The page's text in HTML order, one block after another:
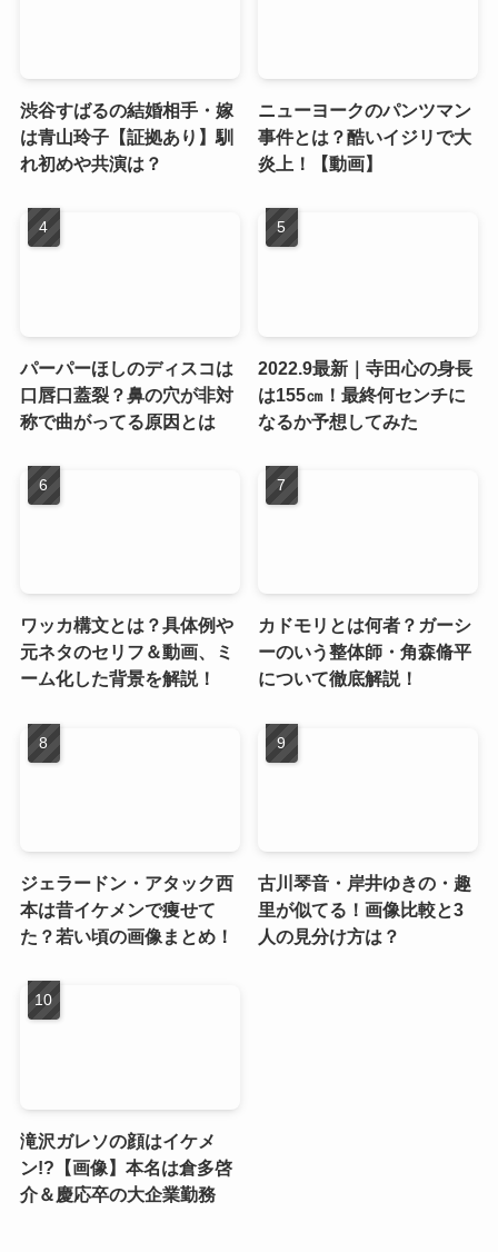
渋谷すばるの結婚相手・嫁
は青山玲子【証拠あり】馴
れ初めや共演は？
ニューヨークのパンツマン
事件とは？酷いイジリで大
炎上！【動画】
パーパーほしのディスコは
口唇口蓋裂？鼻の穴が非対
称で曲がってる原因とは
2022.9最新｜寺田心の身長
は155㎝！最終何センチに
なるか予想してみた
ワッカ構文とは？具体例や
元ネタのセリフ＆動画、ミ
ーム化した背景を解説！
カドモリとは何者？ガーシ
ーのいう整体師・角森脩平
について徹底解説！
ジェラードン・アタック西
本は昔イケメンで痩せて
た？若い頃の画像まとめ！
古川琴音・岸井ゆきの・趣
里が似てる！画像比較と3
人の見分け方は？
滝沢ガレソの顔はイケメ
ン!?【画像】本名は倉多啓
介＆慶応卒の大企業勤務